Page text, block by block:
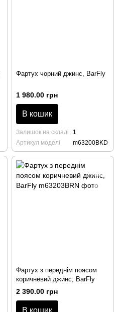
Фартух чорний джинс, BarFly
1 980.00 грн
В кошик
Залишок на складі
1
Артикул моделі
m63200BKD
Фартух з переднім поясом
коричневий джинс, BarFly
2 390.00 грн